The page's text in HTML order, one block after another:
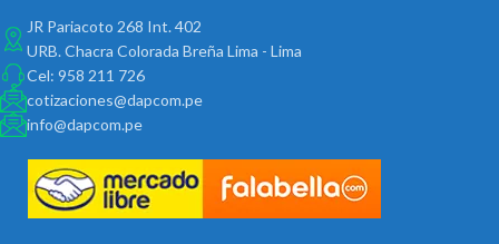
JR Pariacoto 268 Int. 402
URB. Chacra Colorada Breña Lima - Lima
Cel: 958 211 726
cotizaciones@dapcom.pe
info@dapcom.pe